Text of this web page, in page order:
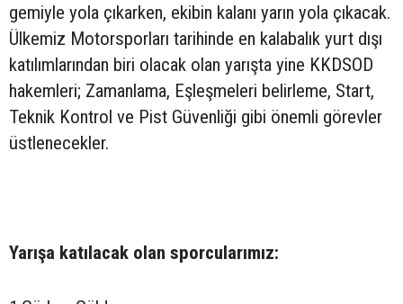
gemiyle yola çıkarken, ekibin kalanı yarın yola çıkacak.
Ülkemiz Motorsporları tarihinde en kalabalık yurt dışı
katılımlarından biri olacak olan yarışta yine KKDSOD
hakemleri; Zamanlama, Eşleşmeleri belirleme, Start,
Teknik Kontrol ve Pist Güvenliği gibi önemli görevler
üstlenecekler.
Yarışa katılacak olan sporcularımız: